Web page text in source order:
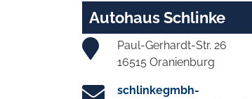
Autohaus Schlinke
Paul-Gerhardt-Str. 26
16515 Oranienburg
schlinkegmbh-